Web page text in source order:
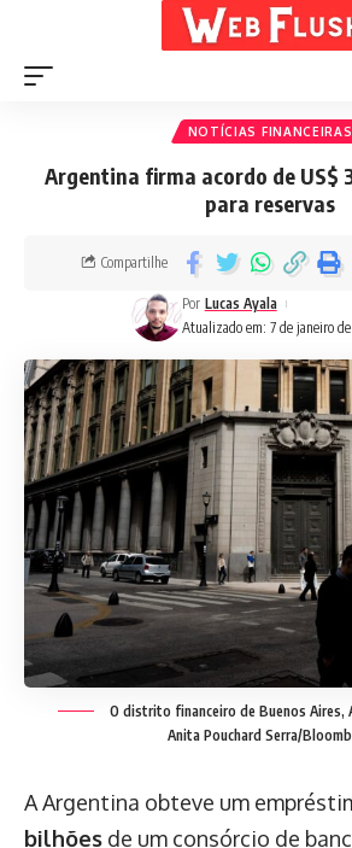
NOTÍCIAS FINANCEIRAS
Argentina firma acordo de US$
para reservas
Atualizado em: 7 de janeiro de
Por Lucas Ayala
Compartilhe
O distrito financeiro de Buenos Aires,
Anita Pouchard Serra/
A Argentina obteve um
bilhões de um consórcio de